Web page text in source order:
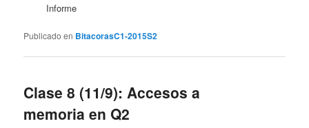
Informe
Publicado en BitacorasC1-2015S2
Clase 8 (11/9): Accesos a
memoria en Q2